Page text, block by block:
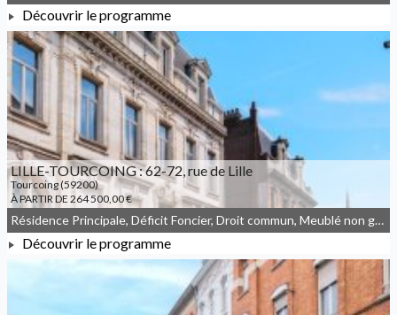
À PARTIR DE 282 500,00 €
Découvrir le programme
LILLE-TOURCOING : 62-72, rue de Lille
Tourcoing (59200)
À PARTIR DE 264 500,00 €
À PARTIR DE 264 500,00 €
Résidence Principale, Déficit Foncier, Droit commun, Meublé non géré, Denormandie
Découvrir le programme